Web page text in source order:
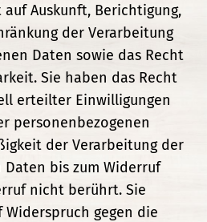
Auskunft, Berichtigung,
der Verarbeitung
Daten sowie das Recht
Sie haben das Recht
erteilter Einwilligungen
personenbezogenen
der Verarbeitung der
bis zum Widerruf
nicht berührt. Sie
Widerspruch gegen die